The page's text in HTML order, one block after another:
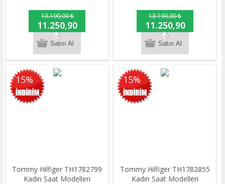
13.190,00 ₺
11.250,90
₺
13.190,00 ₺
11.250,90
₺
15%
Tommy Hilfiger TH1782799
Kadın Saat Modelleri
15%
Tommy Hilfiger TH1782855
Kadın Saat Modelleri